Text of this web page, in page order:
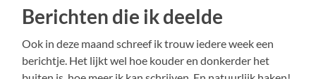
Berichten die ik deelde
Ook in deze maand schreef ik trouw iedere week een
berichtje. Het lijkt wel hoe kouder en donkerder het